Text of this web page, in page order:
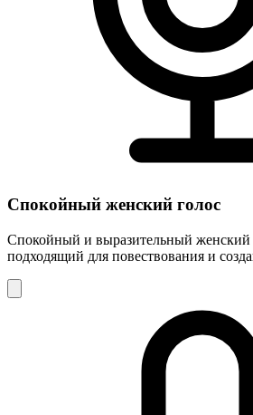
Спокойный женский голос
Спокойный и выразительный женский
подходящий для повествования и